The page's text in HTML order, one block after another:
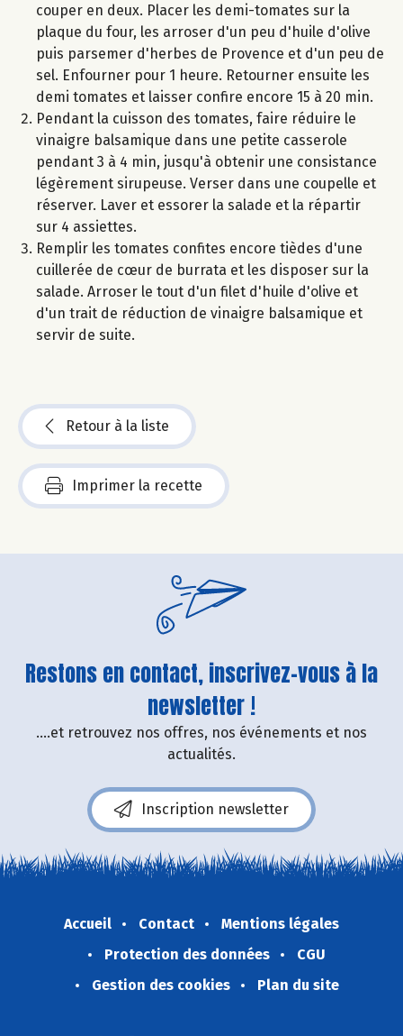
couper en deux. Placer les demi-tomates sur la
plaque du four, les arroser d'un peu d'huile d'olive
puis parsemer d'herbes de Provence et d'un peu de
sel. Enfourner pour 1 heure. Retourner ensuite les
demi tomates et laisser confire encore 15 à 20 min.
Pendant la cuisson des tomates, faire réduire le
vinaigre balsamique dans une petite casserole
pendant 3 à 4 min, jusqu'à obtenir une consistance
légèrement sirupeuse. Verser dans une coupelle et
réserver. Laver et essorer la salade et la répartir
sur 4 assiettes.
Remplir les tomates confites encore tièdes d'une
cuillerée de cœur de burrata et les disposer sur la
salade. Arroser le tout d'un filet d'huile d'olive et
d'un trait de réduction de vinaigre balsamique et
servir de suite.
Retour à la liste
Imprimer la recette
Restons en contact, inscrivez-vous à la
newsletter !
....et retrouvez nos offres, nos événements et nos
actualités.
Inscription newsletter
Accueil Contact
Mentions légales
Protection des données
CGU
Gestion des cookies
Plan du site